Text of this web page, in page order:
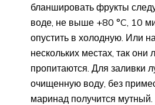
бланшировать фрукты
воде, не выше +80 °C, 10
опустить в холодную. Или
нескольких местах, так они
пропитаются. Для заливки
очищенную воду, без
маринад получится мутный.